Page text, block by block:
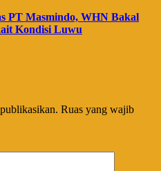
PT Masmindo, WHN Bakal
Kondisi Luwu
Ruas yang wajib